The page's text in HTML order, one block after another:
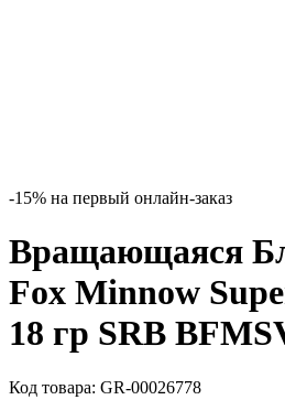
-15% на первый онлайн-заказ
Вращающаяся
Fox Minnow
18 гр SRB
Код товара: GR-00026778